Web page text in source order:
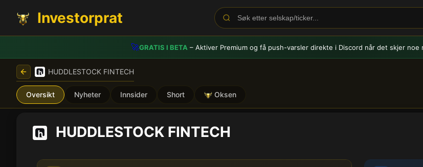
Investorprat
🚀GRATIS I BETA – Aktiver Premium og få push-varslerdirekte i Discord når det skjer noe
HUDDLESTOCK FINTECH
Oversikt Nyheter Innsider Short Oksen
HUDDLESTOCK FINTECH